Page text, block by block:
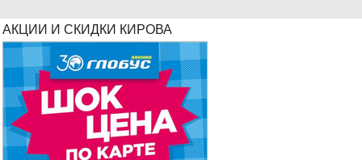
АКЦИИ И СКИДКИ КИРОВА